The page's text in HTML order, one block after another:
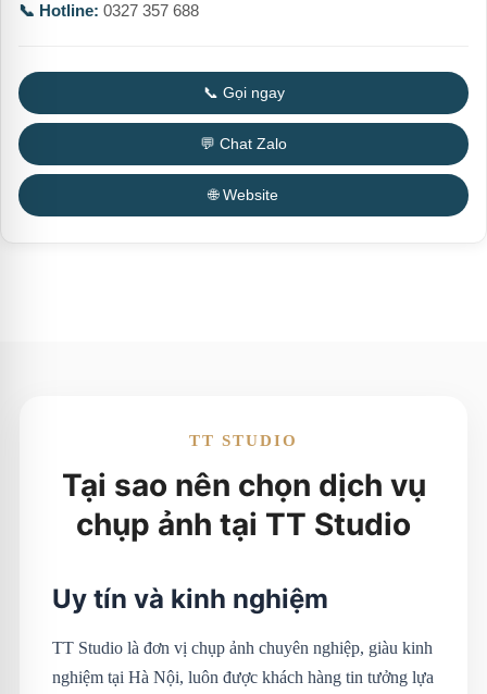
📞 Hotline: 0327 357 688
📞 Gọi ngay
💬 Chat Zalo
🌐 Website
TT STUDIO
Tại sao nên chọn dịch vụ
chụp ảnh tại TT Studio
Uy tín và kinh nghiệm
TT Studio là đơn vị chụp ảnh chuyên nghiệp, giàu kinh
nghiệm tại Hà Nội, luôn được khách hàng tin tưởng lựa